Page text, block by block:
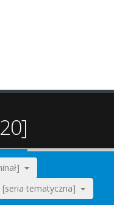
[seria tematyczna]